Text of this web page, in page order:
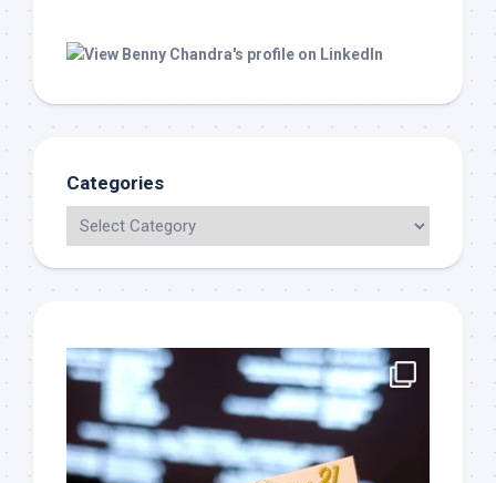
Categories